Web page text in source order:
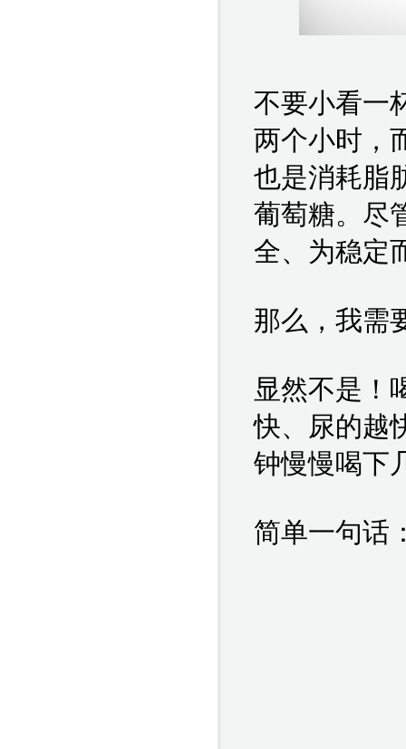
不要小看一
两个小时，
也是消耗脂
葡萄糖。尽
全、为稳定
那么，我需
显然不是！
快、尿的越
钟慢慢喝下
简单一句话